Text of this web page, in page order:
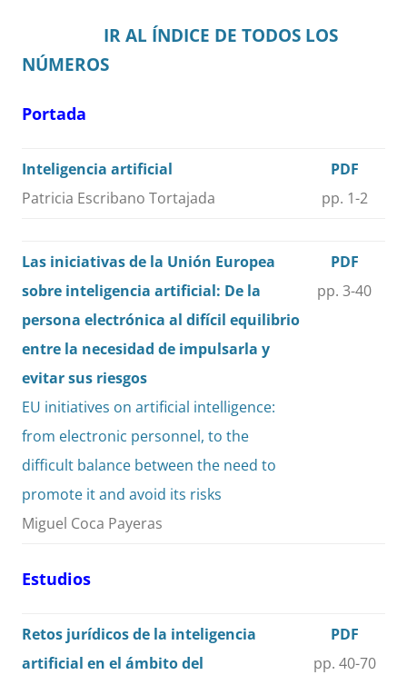
IR AL ÍNDICE DE TODOS LOS
NÚMEROS
Portada
Inteligencia artificial
Patricia Escribano Tortajada
PDF
pp. 1-2
Las iniciativas de la Unión Europea
sobre inteligencia artificial: De la
persona electrónica al difícil equilibrio
entre la necesidad de impulsarla y
evitar sus riesgos
EU initiatives on artificial intelligence:
from electronic personnel, to the
difficult balance between the need to
promote it and avoid its risks
Miguel Coca Payeras
PDF
pp. 3-40
Estudios
Retos jurídicos de la inteligencia
artificial en el ámbito del
PDF
pp. 40-70